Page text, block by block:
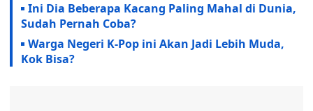
Ini Dia Beberapa Kacang Paling Mahal di Dunia,
Sudah Pernah Coba?
Warga Negeri K-Pop ini Akan Jadi Lebih Muda,
Kok Bisa?